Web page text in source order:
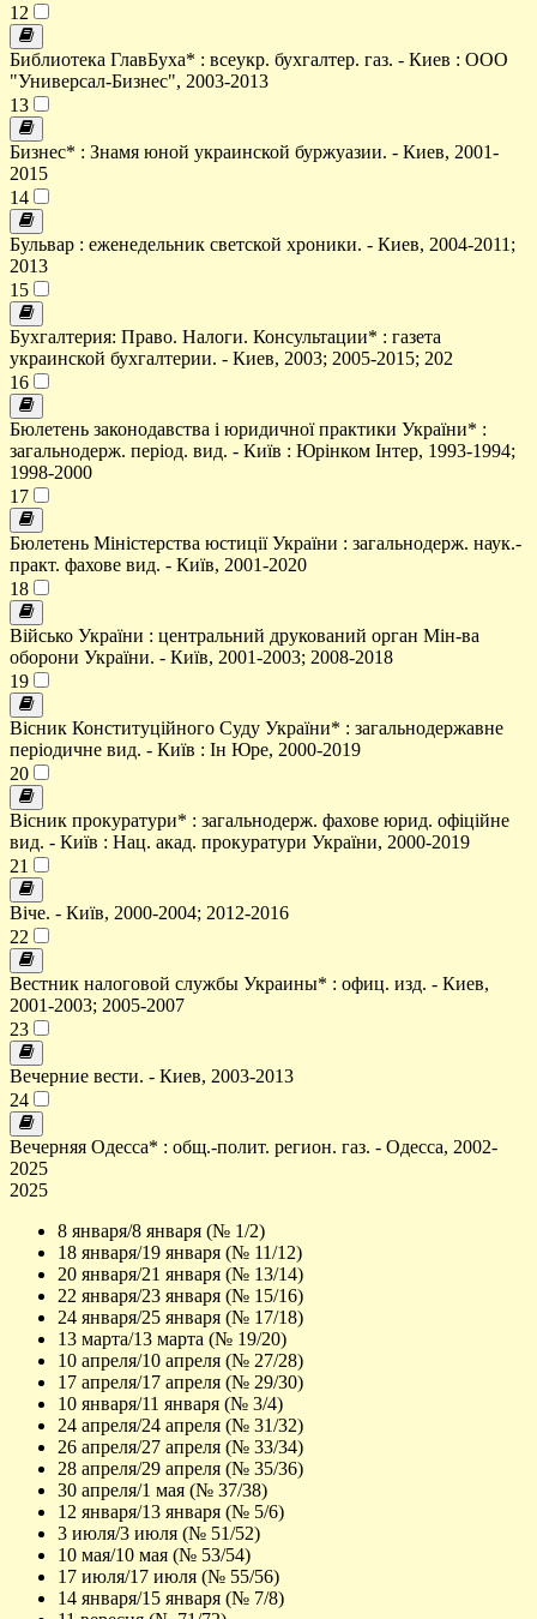
12
Библиотека ГлавБуха* : всеукр. бухгалтер. газ. - Киев : ООО
"Универсал-Бизнес", 2003-2013
13
Бизнес* : Знамя юной украинской буржуазии. - Киев, 2001-
2015
14
Бульвар : еженедельник светской хроники. - Киев, 2004-2011;
2013
15
Бухгалтерия: Право. Налоги. Консультации* : газета
украинской бухгалтерии. - Киев, 2003; 2005-2015; 202
16
Бюлетень законодавства і юридичної практики України* :
загальнодерж. період. вид. - Київ : Юрінком Інтер, 1993-1994;
1998-2000
17
Бюлетень Міністерства юстиції України : загальнодерж. наук.-
практ. фахове вид. - Київ, 2001-2020
18
Військо України : центральний друкований орган Мін-ва
оборони України. - Київ, 2001-2003; 2008-2018
19
Вісник Конституційного Суду України* : загальнодержавне
періодичне вид. - Київ : Ін Юре, 2000-2019
20
Вісник прокуратури* : загальнодерж. фахове юрид. офіційне
вид. - Київ : Нац. акад. прокуратури України, 2000-2019
21
Віче. - Київ, 2000-2004; 2012-2016
22
Вестник налоговой службы Украины* : офиц. изд. - Киев,
2001-2003; 2005-2007
23
Вечерние вести. - Киев, 2003-2013
24
Вечерняя Одесса* : общ.-полит. регион. газ. - Одесса, 2002-
2025
2025
8 января/8 января (№ 1/2)
18 января/19 января (№ 11/12)
20 января/21 января (№ 13/14)
22 января/23 января (№ 15/16)
24 января/25 января (№ 17/18)
13 марта/13 марта (№ 19/20)
10 апреля/10 апреля (№ 27/28)
17 апреля/17 апреля (№ 29/30)
10 января/11 января (№ 3/4)
24 апреля/24 апреля (№ 31/32)
26 апреля/27 апреля (№ 33/34)
28 апреля/29 апреля (№ 35/36)
30 апреля/1 мая (№ 37/38)
12 января/13 января (№ 5/6)
3 июля/3 июля (№ 51/52)
10 мая/10 мая (№ 53/54)
17 июля/17 июля (№ 55/56)
14 января/15 января (№ 7/8)